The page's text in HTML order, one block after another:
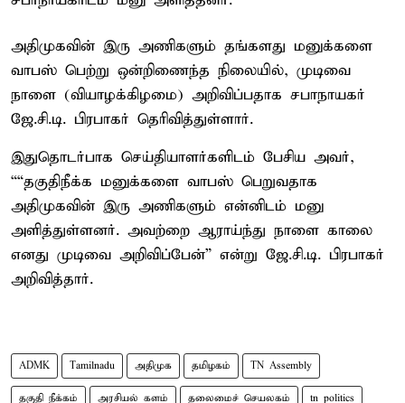
அதிமுகவின் இரு அணிகளும் தங்களது மனுக்களை
வாபஸ் பெற்று ஒன்றிணைந்த நிலையில், முடிவை
நாளை (வியாழக்கிழமை) அறிவிப்பதாக சபாநாயகர்
ஜே.சி.டி. பிரபாகர் தெரிவித்துள்ளார்.
இதுதொடர்பாக செய்தியாளர்களிடம் பேசிய அவர்,
““தகுதிநீக்க மனுக்களை வாபஸ் பெறுவதாக
அதிமுகவின் இரு அணிகளும் என்னிடம் மனு
அளித்துள்ளனர். அவற்றை ஆராய்ந்து நாளை காலை
எனது முடிவை அறிவிப்பேன்” என்று ஜே.சி.டி. பிரபாகர்
அறிவித்தார்.
ADMK Tamilnadu அதிமுக தமிழகம் TN Assembly
தகுதி நீக்கம் அரசியல் களம் தலைமைச் செயலகம் tn politics